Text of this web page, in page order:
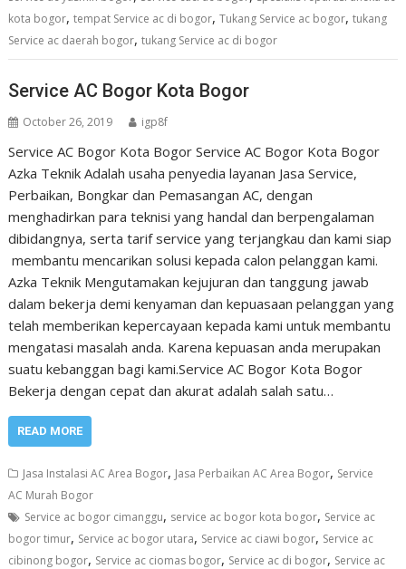
kota bogor,tempat Service ac di bogor,Tukang Service ac bogor,tukang
Service ac daerah bogor,tukang Service ac di bogor
Service AC Bogor Kota Bogor
October 26, 2019 igp8f
Service AC Bogor Kota Bogor Service AC Bogor Kota Bogor
Azka Teknik Adalah usaha penyedia layanan Jasa Service,
Perbaikan, Bongkar dan Pemasangan AC, dengan
menghadirkan para teknisi yang handal dan berpengalaman
dibidangnya, serta tarif service yang terjangkau dan kami siap
membantu mencarikan solusi kepada calon pelanggan kami.
Azka Teknik Mengutamakan kejujuran dan tanggung jawab
dalam bekerja demi kenyaman dan kepuasaan pelanggan yang
telah memberikan kepercayaan kepada kami untuk membantu
mengatasi masalah anda. Karena kepuasan anda merupakan
suatu kebanggan bagi kami.Service AC Bogor Kota Bogor
Bekerja dengan cepat dan akurat adalah salah satu…
READ MORE
Jasa Instalasi AC Area Bogor, Jasa Perbaikan AC Area Bogor, Service
AC Murah Bogor
Service ac bogor cimanggu, service ac bogor kota bogor, Service ac
bogor timur, Service ac bogor utara, Service ac ciawi bogor, Service ac
cibinong bogor, Service ac ciomas bogor, Service ac di bogor, Service ac